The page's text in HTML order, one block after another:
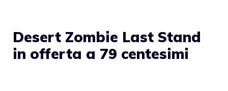
Desert Zombie Last Stand
in offerta a 79 centesimi